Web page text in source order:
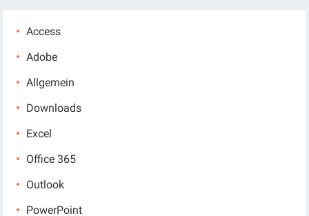
Access
Adobe
Allgemein
Downloads
Excel
Office 365
Outlook
PowerPoint